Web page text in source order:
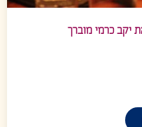
יקב כרמי מוברך